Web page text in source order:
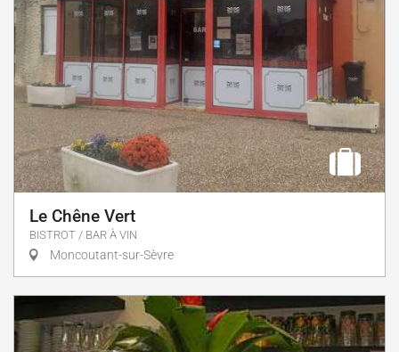
Le Chêne Vert
BISTROT / BAR À VIN
Moncoutant-sur-Sèvre